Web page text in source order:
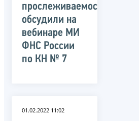
прослеживаемости
обсудили на
вебинаре МИ
ФНС России
по КН № 7
01.02.2022 11:02